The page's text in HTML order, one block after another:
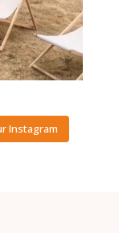
Instagram